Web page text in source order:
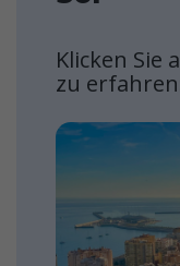
Klicken Sie
zu